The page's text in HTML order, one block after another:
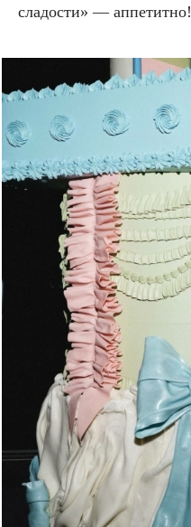
сладости» — аппетитно!